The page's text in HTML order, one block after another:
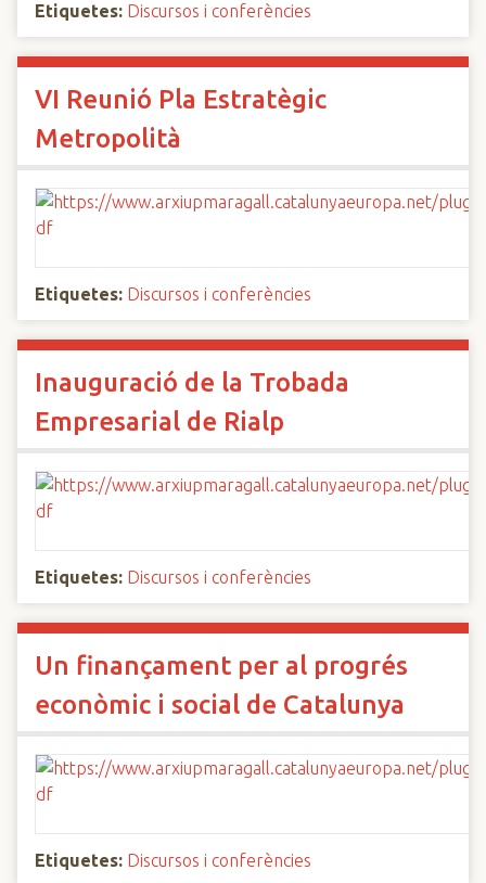
Etiquetes: Discursos i conferències
VI Reunió Pla Estratègic
Metropolità
Etiquetes: Discursos i conferències
Inauguració de la Trobada
Empresarial de Rialp
Etiquetes: Discursos i conferències
Un finançament per al progrés
econòmic i social de Catalunya
Etiquetes: Discursos i conferències